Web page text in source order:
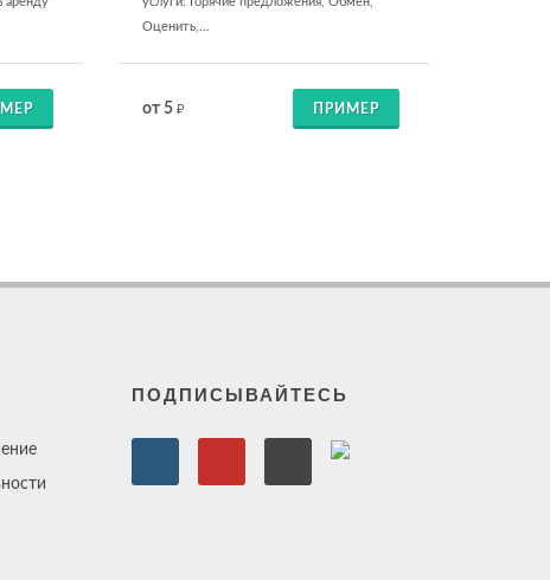
Оценить,...
от 5 ₽ ПРИМЕР
ПОДПИСЫВАЙТЕСЬ